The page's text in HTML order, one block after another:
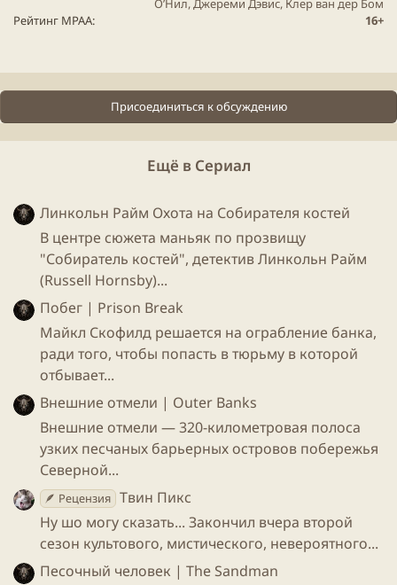
согласие на установку сторонних файлов cookie.
Принимать сторонние файлы Cookie
О’Нил, Джереми Дэвис, Клер ван дер Бом
Рейтинг MPAA
16+
Присоединиться к обсуждению
Ещё в Сериал
Линкольн Райм Охота на Собирателя костей
В центре сюжета маньяк по прозвищу
"Собиратель костей", детектив Линкольн Райм
(Russell Hornsby)...
Побег | Prison Break
Майкл Скофилд решается на ограбление банка,
ради того, чтобы попасть в тюрьму в которой
отбывает...
Внешние отмели | Outer Banks
Внешние отмели — 320-километровая полоса
узких песчаных барьерных островов побережья
Северной...
🪶 Рецензия Твин Пикс
Ну шо могу сказать... Закончил вчера второй
сезон культового, мистического, невероятного...
Песочный человек | The Sandman